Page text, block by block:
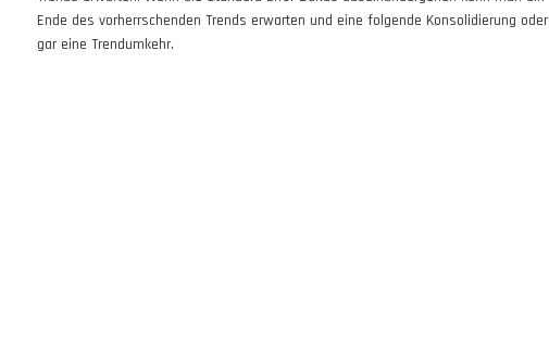
Ende des vorherrschenden Trends erwarten und eine folgende Konsolidierung oder
gar eine Trendumkehr.